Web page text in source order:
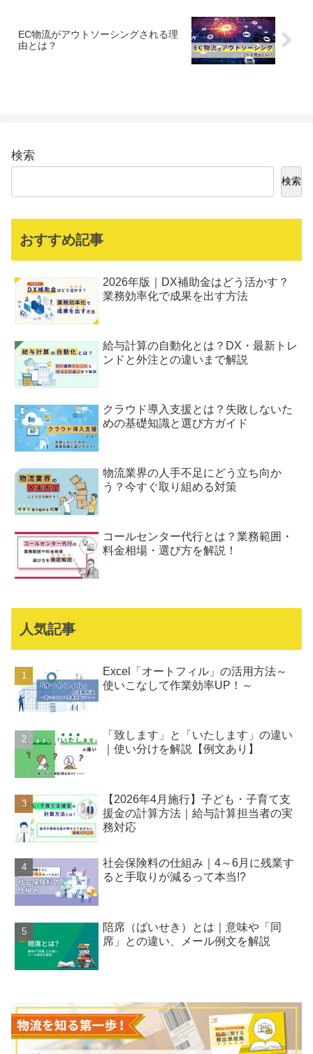
EC物流がアウトソーシングされる理
由とは？
検索
検索
おすすめ記事
2026年版｜DX補助金はどう活かす？
業務効率化で成果を出す方法
給与計算の自動化とは？DX・最新トレ
ンドと外注との違いまで解説
クラウド導入支援とは？失敗しないた
めの基礎知識と選び方ガイド
物流業界の人手不足にどう立ち向か
う？今すぐ取り組める対策
コールセンター代行とは？業務範囲・
料金相場・選び方を解説！
人気記事
Excel「オートフィル」の活用方法～
使いこなして作業効率UP！～
「致します」と「いたします」の違い
｜使い分けを解説【例文あり】
【2026年4月施行】子ども・子育て支
援金の計算方法｜給与計算担当者の実
務対応
社会保険料の仕組み｜4～6月に残業す
ると手取りが減るって本当!?
陪席（ばいせき）とは｜意味や「同
席」との違い、メール例文を解説